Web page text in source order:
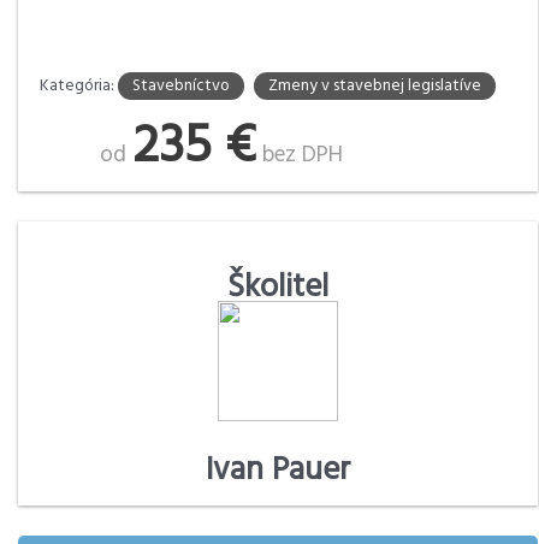
Kategória: Stavebníctvo Zmeny v stavebnej legislatíve
od 235 € bez DPH
Školitel
Ivan Pauer